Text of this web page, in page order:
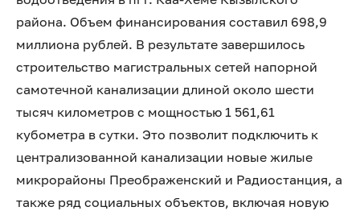
района. Объем финансирования составил 698,9
миллиона рублей. В результате завершилось
строительство магистральных сетей напорной
самотечной канализации длиной около шести
тысяч километров с мощностью 1 561,61
кубометра в сутки. Это позволит подключить к
централизованной канализации новые жилые
микрорайоны Преображенский и Радиостанция, а
также ряд социальных объектов, включая новую